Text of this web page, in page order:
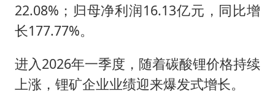
22.08%；归母净利润16.13亿元，同比增
长177.77%。
进入2026年一季度，随着碳酸锂价格持续
上涨，锂矿企业业绩迎来爆发式增长。